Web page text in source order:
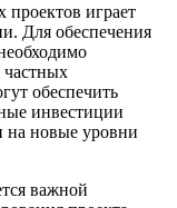
играет
Для обеспечения
частных
обеспечить
инвестиции
на новые уровни
важной